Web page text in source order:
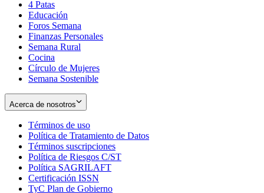
new
window
in
new
window
4 Patas
Educación
Foros Semana
Finanzas Personales
Semana Rural
Cocina
Círculo de Mujeres
Semana Sostenible
Acerca de nosotros
Términos de uso
in
new
window
Política de Tratamiento de Datos
Términos suscripciones
in
Política de Riesgos C/ST
Política SAGRILAFT
new
Certificación ISSN
in
TyC Plan de Gobierno